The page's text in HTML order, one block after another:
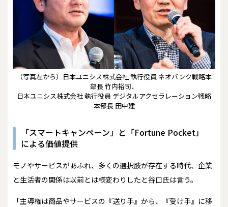
（写真左から）日本ユニシス株式会社 執行役員 ネオバンク戦略本
部長 竹内裕司、
日本ユニシス株式会社 執行役員 デジタルアクセラレーション戦略
本部長 田中建
「スマートキャンペーン」と「Fortune Pocket」
による価値提供
モノやサービスがあふれ、多くの選択肢が存在する時代、企業
と生活者の関係は以前とは様変わりしたと谷口氏は言う。
「主導権は商品やサービスの『送り手』から、『受け手』に移